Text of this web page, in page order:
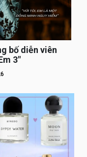
bố diễn viên
3″